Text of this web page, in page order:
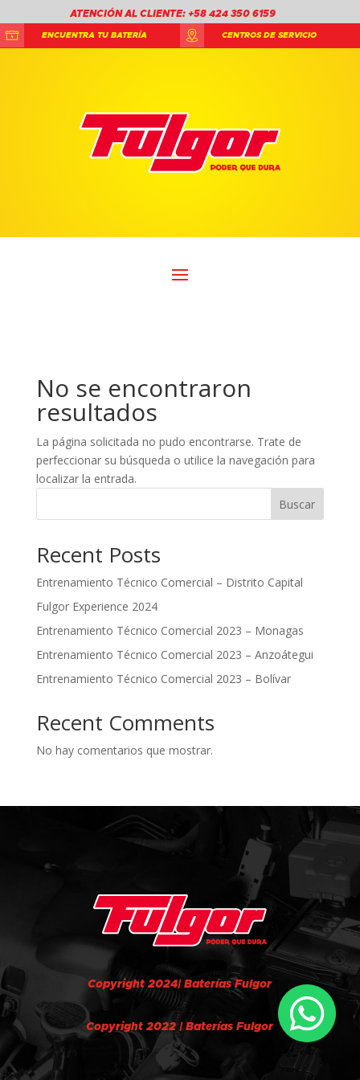
ATENCIÓN AL CLIENTE: +58 424 350 6159
ENCUENTRA TU BATERÍA CENTROS DE SERVICIO
No se encontraron
resultados
La página solicitada no pudo encontrarse. Trate de
perfeccionar su búsqueda o utilice la navegación para
localizar la entrada.
Buscar
Recent Posts
Entrenamiento Técnico Comercial – Distrito Capital
Fulgor Experience 2024
Entrenamiento Técnico Comercial 2023 – Monagas
Entrenamiento Técnico Comercial 2023 – Anzoátegui
Entrenamiento Técnico Comercial 2023 – Bolívar
Recent Comments
No hay comentarios que mostrar.
Copyright 2024| Baterías Fulgor
Copyright 2022 | Baterías Fulgor